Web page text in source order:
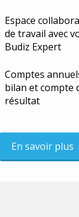
Espace
de travail avec
Budiz Expert
Comptes
bilan et compte
résultat
En savoir plus